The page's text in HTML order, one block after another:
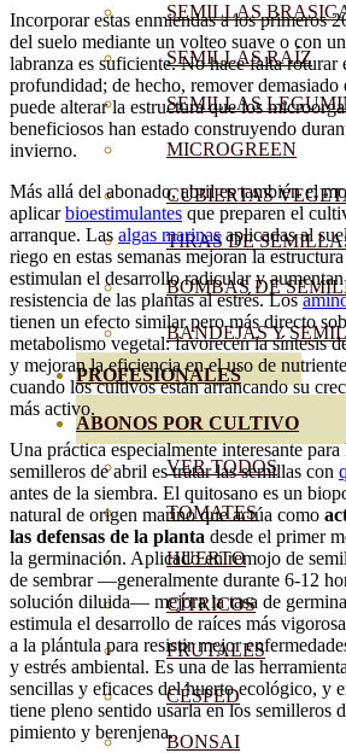
SEMILLAS
SEMILLAS RAÍZ
SEMILLAS
MICROGREEN
CUBIERTAS
TIRAS DE
BOMBAS DE
BANDEJAS Y
PROFESIONALES
ABONOS POR CULTIVO
VER TODOS
TOMATES
HUERTO
CÍTRICOS
FRUTALES
CÉSPED
BONSAI
Incorporar estas enmiendas a los primeros
del suelo mediante un volteo suave o con
labranza es suficiente. No hace falta roturar
profundidad; de hecho, remover demasiado
puede alterar la estructura que los
beneficiosos han estado construyendo
invierno.
Más allá del abonado, abril es también el
aplicarbioestimulantes que preparen el
arranque. Las algas marinasaplicadas al
riego en estas semanas mejoran la
estimulan el desarrollo radicular y
resistencia de las plantas al estrés. Los
tienen un efecto similar pero más directo
metabolismo vegetal: favorecen la síntesis
y mejoran la eficiencia en el uso de
cuando los cultivos están arrancando su
más activo.
Una práctica especialmente interesante para
semilleros de abril es tratar las semillas con
antes de la siembra. El quitosano es un
natural de origen marino que actúa como
las defensas de la planta desde el primer
la germinación. Aplicado en remojo de
de sembrar —generalmente durante 6-12
solución diluida— mejora la tasa de
estimula el desarrollo de raíces más
a la plántula para resistir mejor
y estrés ambiental. Es una de las
sencillas y eficaces del huerto ecológico, y
tiene pleno sentido usarla en los semilleros
pimiento y berenjena.